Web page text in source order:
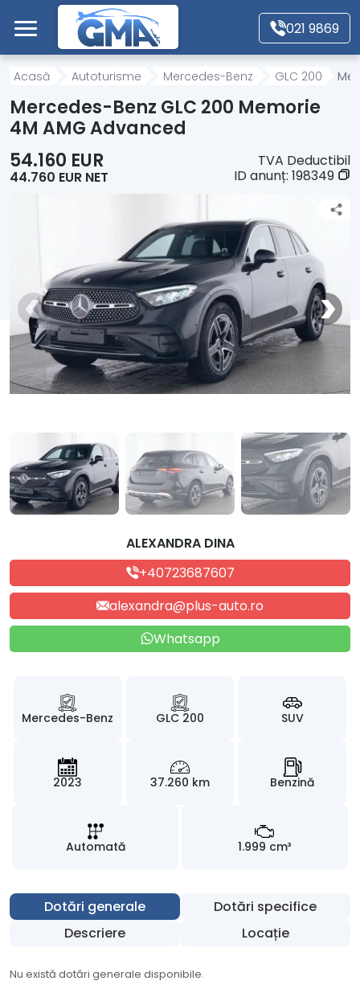
Mergi direct la conținutul principal
021 9869
Acasă
Autoturisme
Motociclete
Alte tipuri vehicule
Despre Noi
Contact
Acasă Autoturisme Mercedes-Benz GLC 200
Mercedes-Benz GLC 200 Memorie
4M AMG Advanced
54.160 EUR
44.760 EUR NET
TVA Deductibil
ID anunț: 198349
ALEXANDRA DINA
+40723687607
alexandra@plus-auto.ro
Whatsapp
Mercedes-Benz GLC 200 SUV
2023 37.260 km Benzină
Automată 1.999 cm³
Dotări generale
Dotări specifice
Descriere
Locație
Nu există dotări generale disponibile.